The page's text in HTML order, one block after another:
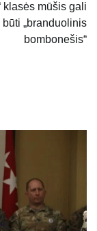
klasės mūšis gali
būti „branduolinis
bombonešis“